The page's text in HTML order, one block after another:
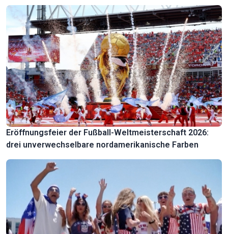
Eröffnungsfeier der Fußball-Weltmeisterschaft 2026:
drei unverwechselbare nordamerikanische Farben